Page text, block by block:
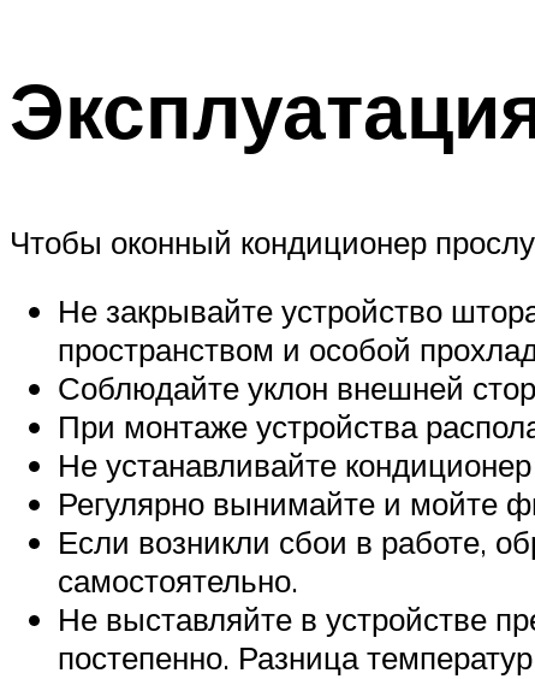
Чтобы оконный кондиционер
Не закрывайте устройство
пространством и особой
Соблюдайте уклон внешней
При монтаже устройства
Не устанавливайте
Регулярно вынимайте и мойте
Если возникли сбои в работе,
самостоятельно.
Не выставляйте в устройстве
постепенно. Разница